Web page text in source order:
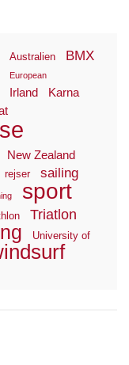
Australien BMX
European
Irland
Karna
New Zealand
rejser sailing
sport
Triatlon
University of